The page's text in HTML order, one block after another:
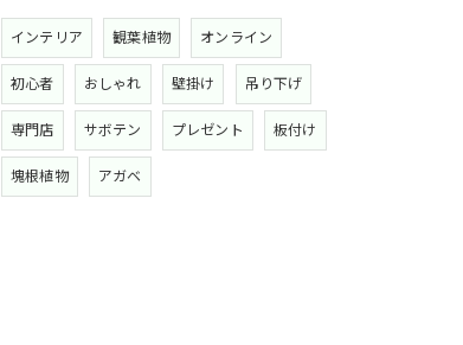
インテリア 観葉植物 オンライン
初心者 おしゃれ 壁掛け 吊り下げ
専門店 サボテン プレゼント 板付け
塊根植物 アガベ